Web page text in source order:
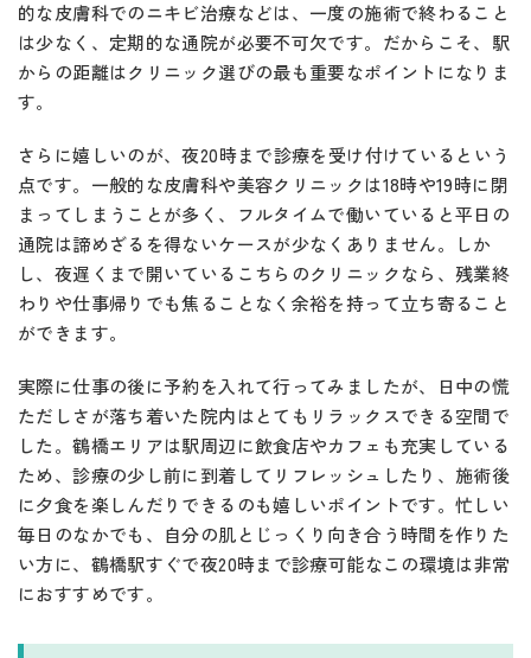
的な皮膚科でのニキビ治療などは、一度の施術で終わること
は少なく、定期的な通院が必要不可欠です。だからこそ、駅
からの距離はクリニック選びの最も重要なポイントになりま
す。
さらに嬉しいのが、夜20時まで診療を受け付けているという
点です。一般的な皮膚科や美容クリニックは18時や19時に閉
まってしまうことが多く、フルタイムで働いていると平日の
通院は諦めざるを得ないケースが少なくありません。しか
し、夜遅くまで開いているこちらのクリニックなら、残業終
わりや仕事帰りでも焦ることなく余裕を持って立ち寄ること
ができます。
実際に仕事の後に予約を入れて行ってみましたが、日中の慌
ただしさが落ち着いた院内はとてもリラックスできる空間で
した。鶴橋エリアは駅周辺に飲食店やカフェも充実している
ため、診療の少し前に到着してリフレッシュしたり、施術後
に夕食を楽しんだりできるのも嬉しいポイントです。忙しい
毎日のなかでも、自分の肌とじっくり向き合う時間を作りた
い方に、鶴橋駅すぐで夜20時まで診療可能なこの環境は非常
におすすめです。